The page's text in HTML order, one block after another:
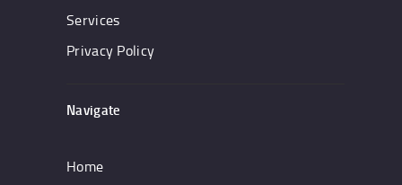
Services
Privacy Policy
Navigate
Home